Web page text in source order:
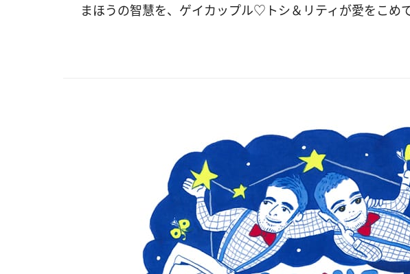
まほうの智慧を、ゲイカップル♡トシ＆リティが愛をこめて